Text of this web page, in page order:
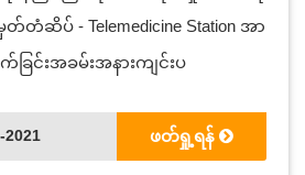
တ်တံဆိပ် - Telemedicine Station အာ
ြင်းအခမ်းအနားကျင်းပ
2021 ဖတ်ရှု့ရန်